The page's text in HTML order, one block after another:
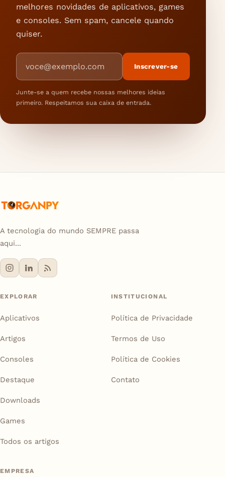
melhores novidades de aplicativos, games
e consoles. Sem spam, cancele quando
quiser.
Endereço de e-mail
Inscrever-se
Junte-se a quem recebe nossas melhores ideias
primeiro. Respeitamos sua caixa de entrada.
A tecnologia do mundo SEMPRE passa
aqui...
EXPLORAR
Aplicativos
Artigos
Consoles
Destaque
Downloads
Games
Todos os artigos
INSTITUCIONAL
Política de Privacidade
Termos de Uso
Política de Cookies
Contato
EMPRESA